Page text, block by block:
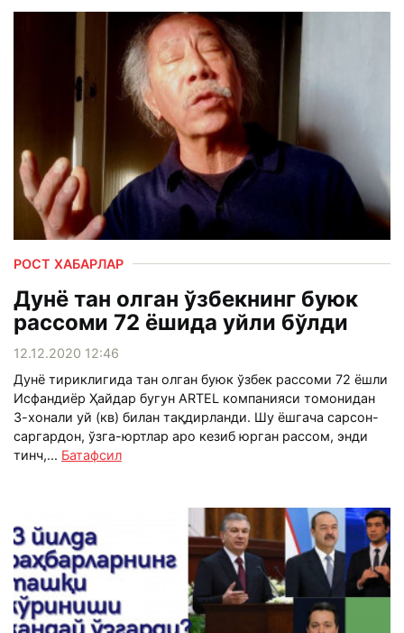
РОСТ ХАБАРЛАР
Дунё тан олган ўзбекнинг буюк
рассоми 72 ёшида уйли бўлди
12.12.2020 12:46
Дунё тириклигида тан олган буюк ўзбек рассоми 72 ёшли
Исфандиёр Ҳайдар бугун ARTEL компанияси томонидан
3-хонали уй (кв) билан тақдирланди. Шу ёшгача сарсон-
саргардон, ўзга-юртлар аро кезиб юрган рассом, энди
тинч,... Батафсил